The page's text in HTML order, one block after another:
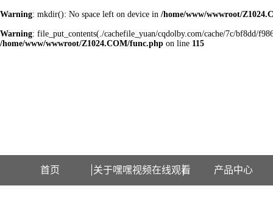
Warning: mkdir(): No space left on device in /home/www/wwwroot/
Warning: file_put_contents(./cachefile_yuan/cqdolby.com/cache/7c/bf8dd/
/home/www/wwwroot/Z1024.COM/func.php on line 115
首页 关于嘿嘿视频在线观看 产品中心